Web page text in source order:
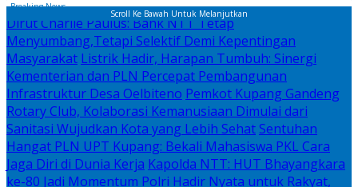
Scroll Ke Bawah Untuk Melanjutkan
Breaking News
Dirut Charlie Paulus: Bank NTT Tetap
Menyumbang,Tetapi Selektif Demi Kepentingan
Masyarakat Listrik Hadir, Harapan Tumbuh: Sinergi
Kementerian dan PLN Percepat Pembangunan
Infrastruktur Desa Oelbiteno Pemkot Kupang Gandeng
Rotary Club, Kolaborasi Kemanusiaan Dimulai dari
Sanitasi Wujudkan Kota yang Lebih Sehat Sentuhan
Hangat PLN UPT Kupang: Bekali Mahasiswa PKL Cara
Jaga Diri di Dunia Kerja Kapolda NTT: HUT Bhayangkara
ke-80 Jadi Momentum Polri Hadir Nyata untuk Rakyat,